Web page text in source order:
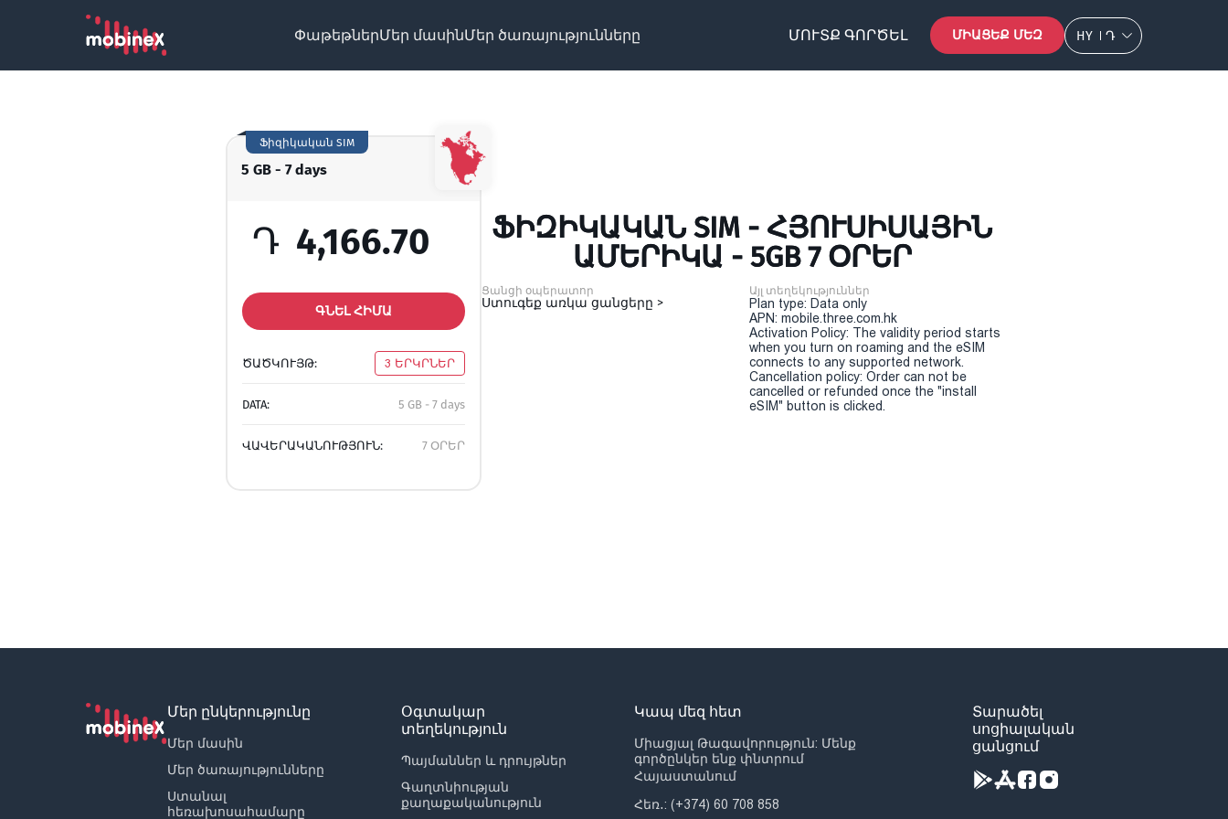
ՓաթեթներՄեր մասինՄեր ծառայությունները ՄՈՒՏՔ ԳՈՐԾԵԼ ՄԻԱՑԵՔ ՄԵԶ HY Դ
5 GB - 7 days
Ֆիզիկական SIM
Դ 4,166.70
ԳՆԵԼ ՀԻՄԱ
ԾԱԾԿՈՒՅԹ: 3 ԵՐԿՐՆԵՐ
DATA: 5 GB - 7 days
ՎԱՎԵՐԱԿԱՆՈՒԹՅՈՒՆ: 7 ՕՐԵՐ
ՖԻԶԻԿԱԿԱՆ SIM - ՀՅՈՒՍԻՍԱՅԻՆ
ԱՄԵՐԻԿԱ - 5GB 7 ՕՐԵՐ
Ցանցի օպերատոր
Ստուգեք առկա ցանցերը >
Այլ տեղեկություններ
Plan type: Data only
APN: mobile.three.com.hk
Activation Policy: The validity period starts
when you turn on roaming and the eSIM
connects to any supported network.
Cancellation policy: Order can not be
cancelled or refunded once the "install
eSIM" button is clicked.
Մեր ընկերությունը
Մեր մասին
Մեր ծառայությունները
Ստանալ
հեռախոսահամարը
Օգտակար
տեղեկություն
Պայմաններ և դրույթներ
Գաղտնիության
քաղաքականություն
Կապ մեզ հետ
Միացյալ Թագավորություն: Մենք
գործընկեր ենք փնտրում
Հայաստանում
Հեռ․: (+374) 60 708 858
Տարածել
սոցիալական
ցանցում